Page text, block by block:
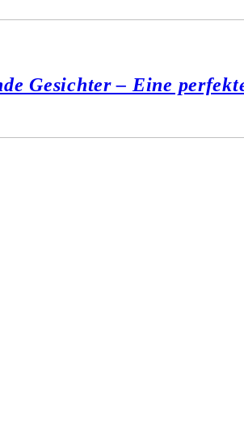
Gesichter – Eine